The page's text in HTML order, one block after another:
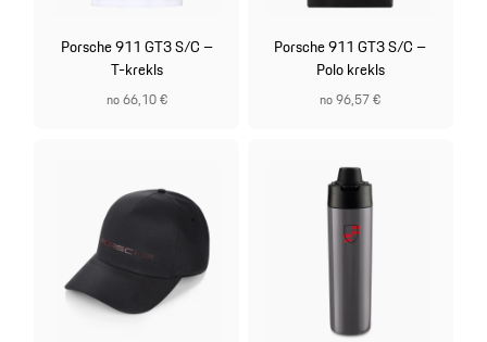
Porsche 911 GT3 S/C –
T-krekls
no 66,10 €
Porsche 911 GT3 S/C –
Polo krekls
no 96,57 €